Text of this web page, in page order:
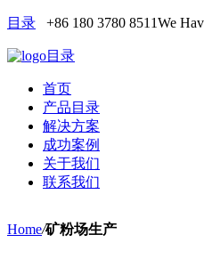
目录 +86 180 3780 8511We
目录
首页
产品目录
解决方案
成功案例
关于我们
联系我们
Home/矿粉场生产